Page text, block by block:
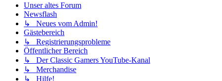
Unser altes Forum
Newsflash
↳ Neues vom Admin!
Gästebereich
↳ Registrierungsprobleme
Öffentlicher Bereich
↳ Der Classic Gamers YouTube-Kanal
↳ Merchandise
↳ Hilfe!